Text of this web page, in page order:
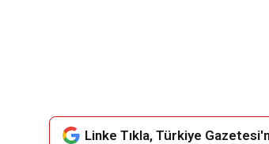
Linke Tıkla, Türkiye